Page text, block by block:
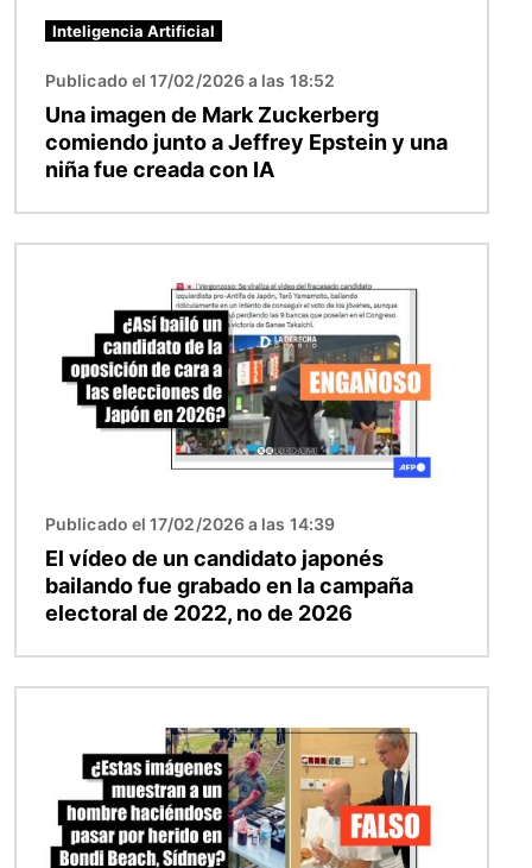
Inteligencia Artificial
Publicado el 17/02/2026 a las 18:52
Una imagen de Mark Zuckerberg
comiendo junto a Jeffrey Epstein y una
niña fue creada con IA
Publicado el 17/02/2026 a las 14:39
El vídeo de un candidato japonés
bailando fue grabado en la campaña
electoral de 2022, no de 2026